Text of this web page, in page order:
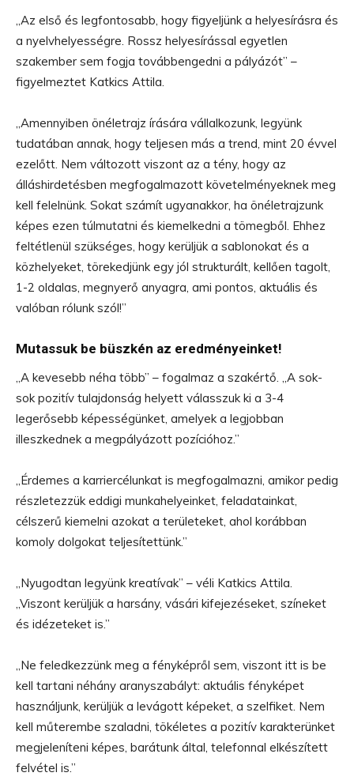
„Az első és legfontosabb, hogy figyeljünk a helyesírásra és
a nyelvhelyességre. Rossz helyesírással egyetlen
szakember sem fogja továbbengedni a pályázót” –
figyelmeztet Katkics Attila.
„Amennyiben önéletrajz írására vállalkozunk, legyünk
tudatában annak, hogy teljesen más a trend, mint 20 évvel
ezelőtt. Nem változott viszont az a tény, hogy az
álláshirdetésben megfogalmazott követelményeknek meg
kell felelnünk. Sokat számít ugyanakkor, ha önéletrajzunk
képes ezen túlmutatni és kiemelkedni a tömegből. Ehhez
feltétlenül szükséges, hogy kerüljük a sablonokat és a
közhelyeket, törekedjünk egy jól strukturált, kellően tagolt,
1-2 oldalas, megnyerő anyagra, ami pontos, aktuális és
valóban rólunk szól!”
Mutassuk be büszkén az eredményeinket!
„A kevesebb néha több” – fogalmaz a szakértő. „A sok-
sok pozitív tulajdonság helyett válasszuk ki a 3-4
legerősebb képességünket, amelyek a legjobban
illeszkednek a megpályázott pozícióhoz.”
„Érdemes a karriercélunkat is megfogalmazni, amikor pedig
részletezzük eddigi munkahelyeinket, feladatainkat,
célszerű kiemelni azokat a területeket, ahol korábban
komoly dolgokat teljesítettünk.”
„Nyugodtan legyünk kreatívak” – véli Katkics Attila.
„Viszont kerüljük a harsány, vásári kifejezéseket, színeket
és idézeteket is.”
„Ne feledkezzünk meg a fényképről sem, viszont itt is be
kell tartani néhány aranyszabályt: aktuális fényképet
használjunk, kerüljük a levágott képeket, a szelfiket. Nem
kell műterembe szaladni, tökéletes a pozitív karakterünket
megjeleníteni képes, barátunk által, telefonnal elkészített
felvétel is.”